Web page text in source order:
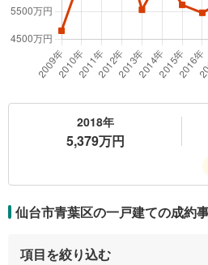
2018年
5,379万円
仙台市青葉区の一戸建ての成約
項目を絞り込む